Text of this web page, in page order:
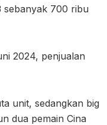
sebanyak 700 ribu
2024, penjualan
unit, sedangkan big
dua pemain Cina